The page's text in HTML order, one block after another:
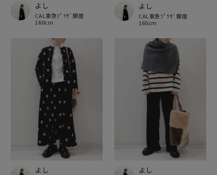
よし
CAL東急ﾌﾟﾗｻﾞ銀座
160cm
よし
CAL東急ﾌﾟﾗｻﾞ銀座
160cm
よし よし